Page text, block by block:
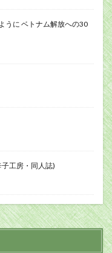
うに ベトナム解放への30
工房・同人誌)